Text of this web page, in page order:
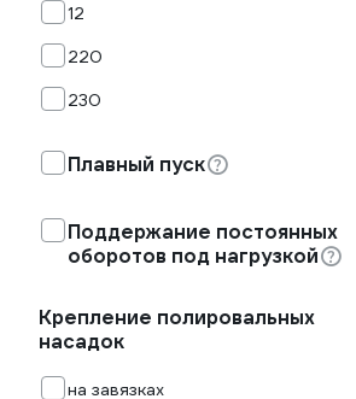
12
220
230
Плавный пуск
Поддержание постоянных
оборотов под нагрузкой
Крепление полировальных
насадок
на завязках